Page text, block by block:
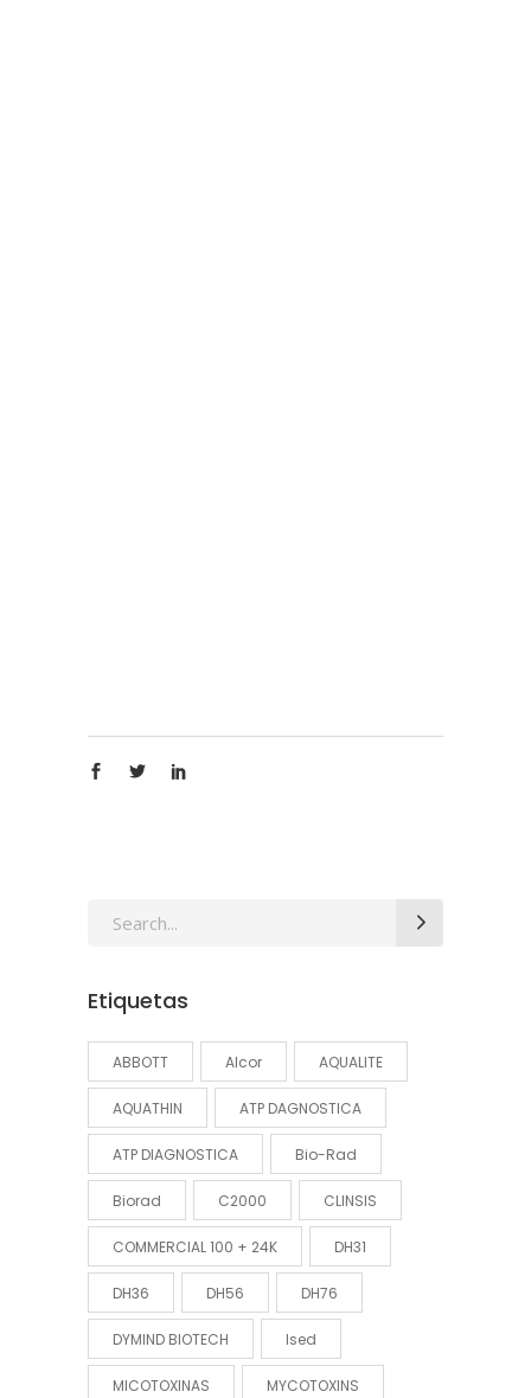
Search
Etiquetas
ABBOTT Alcor AQUALITE
AQUATHIN ATP DAGNOSTICA
ATP DIAGNOSTICA Bio-Rad
Biorad C2000 CLINSIS
COMMERCIAL 100 + 24K DH31
DH36 DH56 DH76
DYMIND BIOTECH Ised
MICOTOXINAS MYCOTOXINS